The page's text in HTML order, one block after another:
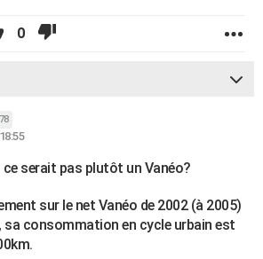
0
ce serait pas plutôt un Vanéo?
sur le net Vanéo de 2002 (à 2005)
sa consommation en cycle urbain est